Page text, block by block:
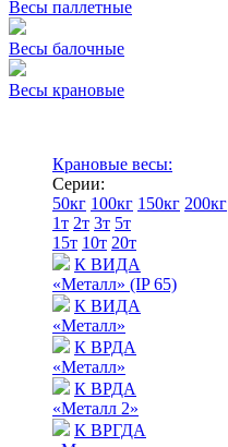
Весы паллетные
Весы балочные
Весы крановые
Крановые весы:
Серии:
50кг 100кг 150кг 200кг
1т 2т 3т 5т
15т 10т 20т
К ВИДА
«Металл» (IP 65)
К ВИДА
«Металл»
К ВРДА
«Металл»
К ВРДА
«Металл 2»
К ВРГДА